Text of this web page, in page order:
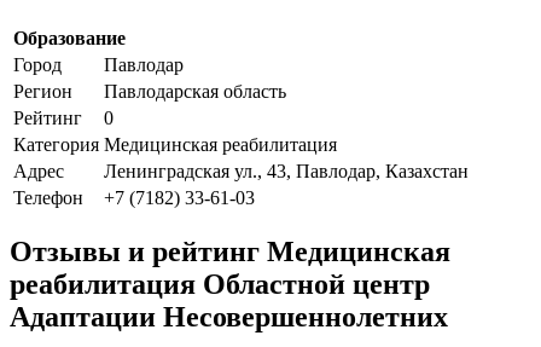
Образование
Город
Павлодар
Регион
Павлодарская область
Рейтинг
0
Категория Медицинская реабилитация
Адрес
Ленинградская ул., 43, Павлодар, Казахстан
Телефон
+7 (7182) 33-61-03
Отзывы и рейтинг Медицинская
реабилитация Областной центр
Адаптации Несовершеннолетних